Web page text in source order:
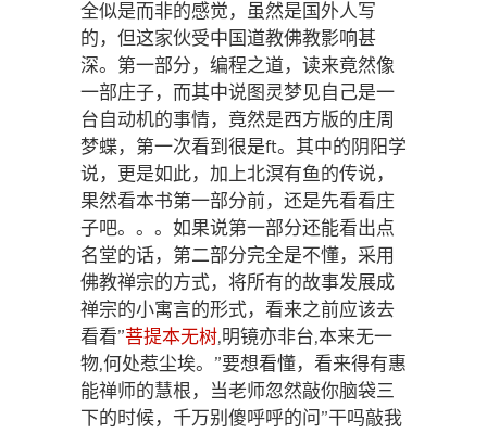
全似是而非的感觉，虽然是国外人写
的，但这家伙受中国道教佛教影响甚
深。第一部分，编程之道，读来竟然像
一部庄子，而其中说图灵梦见自己是一
台自动机的事情，竟然是西方版的庄周
梦蝶，第一次看到很是ft。其中的阴阳学
说，更是如此，加上北溟有鱼的传说，
果然看本书第一部分前，还是先看看庄
子吧。。。如果说第一部分还能看出点
名堂的话，第二部分完全是不懂，采用
佛教禅宗的方式，将所有的故事发展成
禅宗的小寓言的形式，看来之前应该去
看看”菩提本无树,明镜亦非台,本来无一
物,何处惹尘埃。”要想看懂，看来得有惠
能禅师的慧根，当老师忽然敲你脑袋三
下的时候，千万别傻呼呼的问”干吗敲我